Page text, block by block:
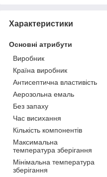
Характеристики
Основні атрибути
Виробник
Країна виробник
Антисептична властивість
Аерозольна емаль
Без запаху
Час висихання
Кількість компонентів
Максимальна
температура зберігання
Мінімальна температура
зберігання